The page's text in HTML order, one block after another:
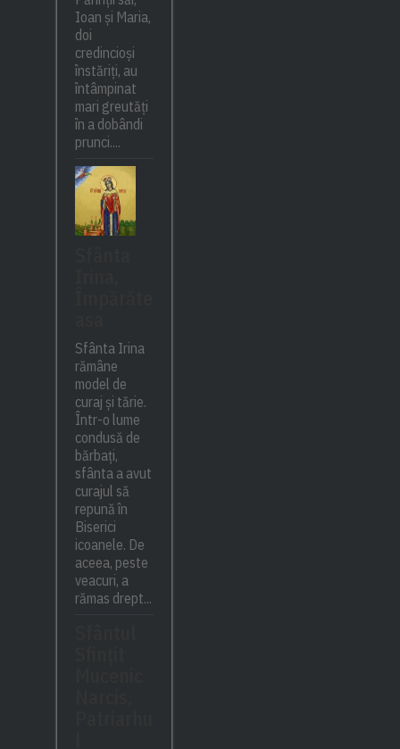
Ioan și Maria,
doi
credincioși
înstăriți, au
întâmpinat
mari greutăți
în a dobândi
prunci....
Sfânta Irina
rămâne
model de
curaj și tărie.
Într-o lume
condusă de
bărbați,
sfânta a avut
curajul să
repună în
Biserici
icoanele. De
aceea, peste
veacuri, a
rămas drept...